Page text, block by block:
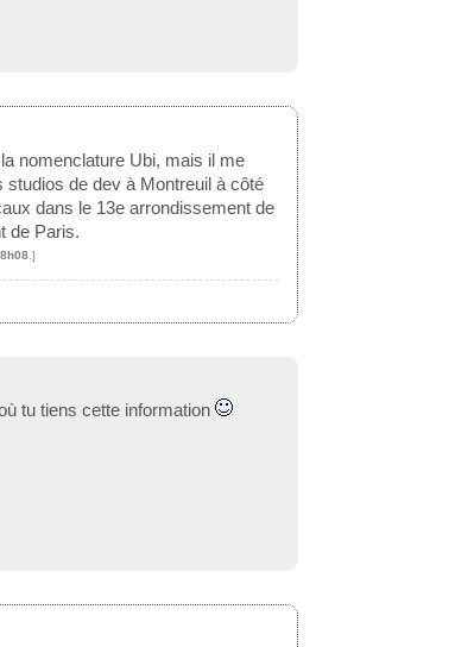
nomenclature Ubi, mais il me
studios de dev à Montreuil à côté
dans le 13e arrondissement de
de Paris.
.]
tu tiens cette information